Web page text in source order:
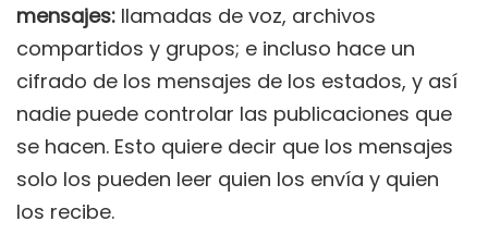
mensajes: llamadas de voz, archivos
compartidos y grupos; e incluso hace un
cifrado de los mensajes de los estados, y así
nadie puede controlar las publicaciones que
se hacen. Esto quiere decir que los mensajes
solo los pueden leer quien los envía y quien
los recibe.